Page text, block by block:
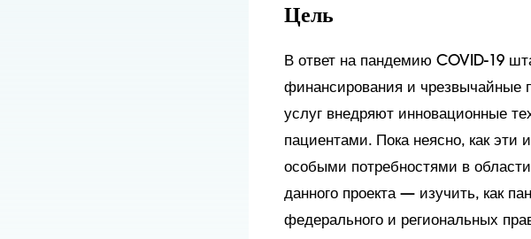
Цель
В ответ на пандемию COVID-19
финансирования и чрезвычайные
услуг внедряют инновационные
пациентами. Пока неясно, как эти
особыми потребностями в
данного проекта — изучить, как
федерального и региональных